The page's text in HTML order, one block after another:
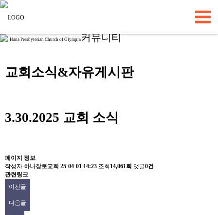
Hana Presbyterian Church of Olympia커뮤니티
교회소식&자유게시판
3.30.2025 교회 소식
페이지 정보
작성자 하나장로교회 25-04-01 14:23 조회 14,061회 댓글0건
관련링크
이전글
다음글